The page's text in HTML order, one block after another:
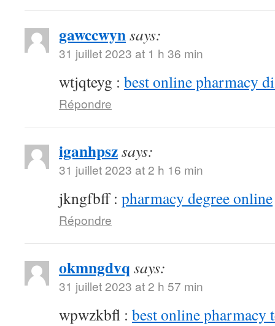
gawccwynsays:
31 juillet 2023 at 1 h 36 min
wtjqteyg : best online pharmacy
Répondre
iganhpszsays:
31 juillet 2023 at 2 h 16 min
jkngfbff : pharmacy degree online
Répondre
okmngdvq says:
31 juillet 2023 at 2 h 57 min
wpwzkbfl : best online pharmacy